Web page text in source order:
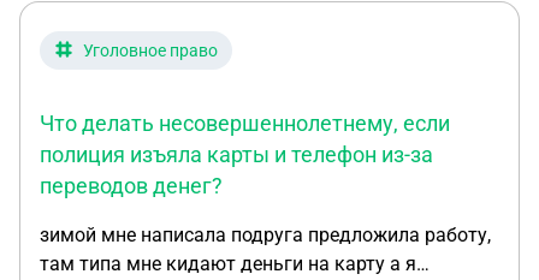
внесен даже залог
Уголовное право
Что делать несовершеннолетнему, если
полиция изъяла карты и телефон из-за
переводов денег?
зимой мне написала подруга предложила работу,
там типа мне кидают деньги на карту а я